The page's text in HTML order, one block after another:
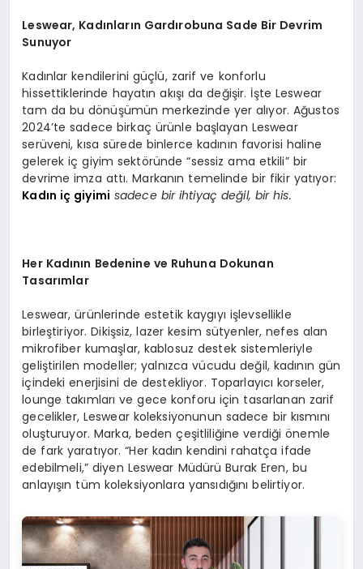
Leswear, Kadınların Gardırobuna Sade Bir Devrim
Sunuyor
Kadınlar kendilerini güçlü, zarif ve konforlu
hissettiklerinde hayatın akışı da değişir. İşte Leswear
tam da bu dönüşümün merkezinde yer alıyor. Ağustos
2024’te sadece birkaç ürünle başlayan Leswear
serüveni, kısa sürede binlerce kadının favorisi haline
gelerek iç giyim sektöründe “sessiz ama etkili” bir
devrime imza attı. Markanın temelinde bir fikir yatıyor:
Kadın iç giyimi sadece bir ihtiyaç değil, bir his.
Her Kadının Bedenine ve Ruhuna Dokunan
Tasarımlar
Leswear, ürünlerinde estetik kaygıyı işlevsellikle
birleştiriyor. Dikişsiz, lazer kesim sütyenler, nefes alan
mikrofiber kumaşlar, kablosuz destek sistemleriyle
geliştirilen modeller; yalnızca vücudu değil, kadının gün
içindeki enerjisini de destekliyor. Toparlayıcı korseler,
lounge takımları ve gece konforu için tasarlanan zarif
gecelikler, Leswear koleksiyonunun sadece bir kısmını
oluşturuyor. Marka, beden çeşitliliğine verdiği önemle
de fark yaratıyor. “Her kadın kendini rahatça ifade
edebilmeli,” diyen Leswear Müdürü Burak Eren, bu
anlayışın tüm koleksiyonlara yansıdığını belirtiyor.